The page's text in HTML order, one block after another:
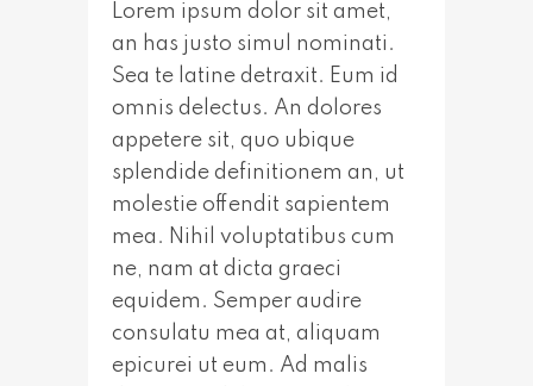
Lorem ipsum dolor sit amet,
an has justo simul nominati.
Sea te latine detraxit. Eum id
omnis delectus. An dolores
appetere sit, quo ubique
splendide definitionem an, ut
molestie offendit sapientem
mea. Nihil voluptatibus cum
ne, nam at dicta graeci
equidem. Semper audire
consulatu mea at, aliquam
epicurei ut eum. Ad malis